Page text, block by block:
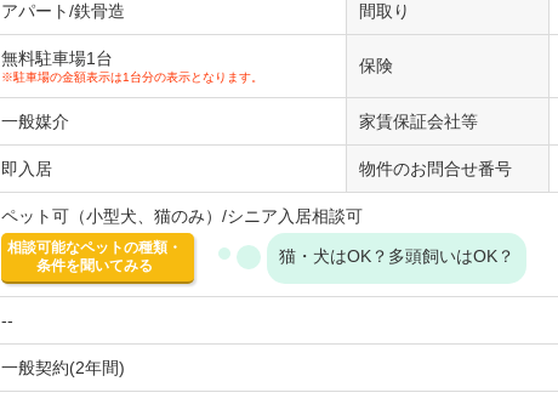
アパート/鉄骨造 間取り
無料駐車場1台
※駐車場の金額表示は1台分の表示となります。
保険
一般媒介 家賃保証会社等
即入居 物件のお問合せ番号
ペット可（小型犬、猫のみ）/シニア入居相談可
相談可能なペットの種類・
条件を聞いてみる
猫・犬はOK？多頭飼いはOK？
--
一般契約(2年間)